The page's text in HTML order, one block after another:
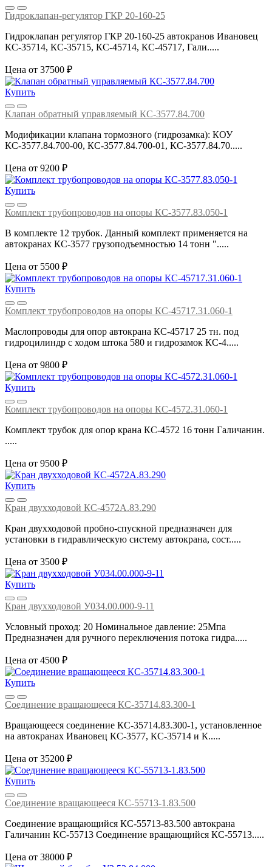
Гидроклапан-регулятор ГКР 20-160-25
Гидроклапан регулятор ГКР 20-160-25 автокранов Ивановец
КС-35714, КС-35715, КС-45714, КС-45717, Гали.....
Цена от 37500 ₽
Купить
Клапан обратный управляемый КС-3577.84.700
Модификации клапана тормозного (гидрозамка): КОУ
КС-3577.84.700-00, КС-3577.84.700-01, КС-3577.84.70.....
Цена от 9200 ₽
Купить
Комплект трубопроводов на опоры КС-3577.83.050-1
В комплекте 12 трубок. Данный комплект применяется на
автокранах КС-3577 грузоподъемностью 14 тонн ".....
Цена от 5500 ₽
Купить
Комплект трубопроводов на опоры КС-45717.31.060-1
Маслопроводы для опор автокрана КС-45717 25 тн. под
гидроцилиндр с ходом штока 580 и гидрозамок КС-4.....
Цена от 9800 ₽
Купить
Комплект трубопроводов на опоры КС-4572.31.060-1
Комплект трубок для опор крана КС-4572 16 тонн Галичанин.
.....
Цена от 9500 ₽
Купить
Кран двухходовой КС-4572А.83.290
Кран двухходовой пробно-спускной предназначен для
установки в гидравлическую систему автокрана, сост.....
Цена от 3500 ₽
Купить
Кран двухходовой У034.00.000-9-11
Условный проход: 20 Номинальное давление: 25Мпа
Предназначен для ручного переключения потока гидра.....
Цена от 4500 ₽
Купить
Соединение вращающееся КС-35714.83.300-1
Вращающееся соединение КС-35714.83.300-1, установленное
на автокранах Ивановец КС-3577, КС-35714 и К.....
Цена от 35200 ₽
Купить
Соединение вращающееся КС-55713-1.83.500
Соединение вращающийся КС-55713-83.500 автокрана
Галичанин КС-55713 Соединение вращающийся КС-55713.....
Цена от 38000 ₽